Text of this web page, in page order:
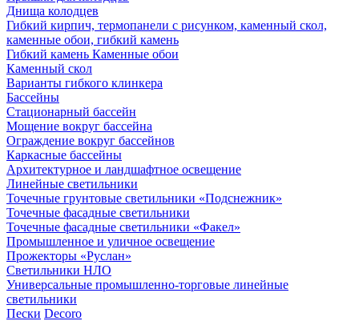
Днища колодцев
Гибкий кирпич, термопанели с рисунком, каменный скол,
каменные обои, гибкий камень
Гибкий камень Каменные обои
Каменный скол
Варианты гибкого клинкера
Бассейны
Стационарный бассейн
Мощение вокруг бассейна
Ограждение вокруг бассейнов
Каркасные бассейны
Архитектурное и ландшафтное освещение
Линейные светильники
Точечные грунтовые светильники «Подснежник»
Точечные фасадные светильники
Точечные фасадные светильники «Факел»
Промышленное и уличное освещение
Прожекторы «Руслан»
Светильники НЛО
Универсальные промышленно-торговые линейные
светильники
Пески Decoro